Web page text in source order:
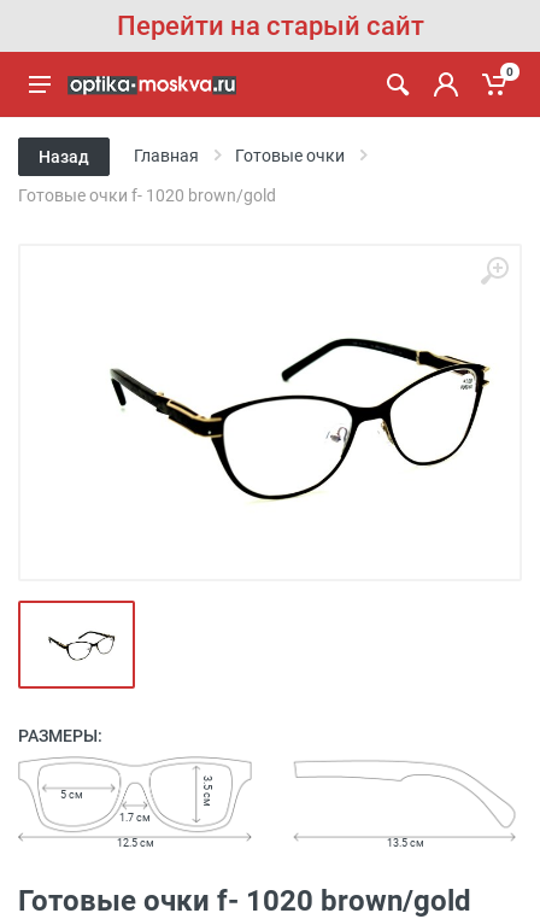
Перейти на старый сайт
0
Назад Главная Готовые очки
Готовые очки f- 1020 brown/gold
РАЗМЕРЫ:
1.7 см
5 см 3.5 см
12.5 см 13.5 см
Готовые очки f- 1020 brown/gold